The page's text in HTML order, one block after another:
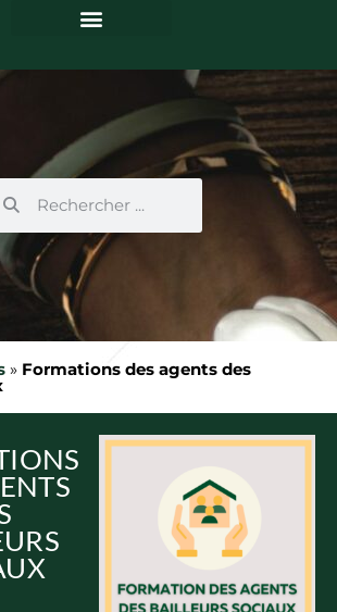
» Formations des agents des